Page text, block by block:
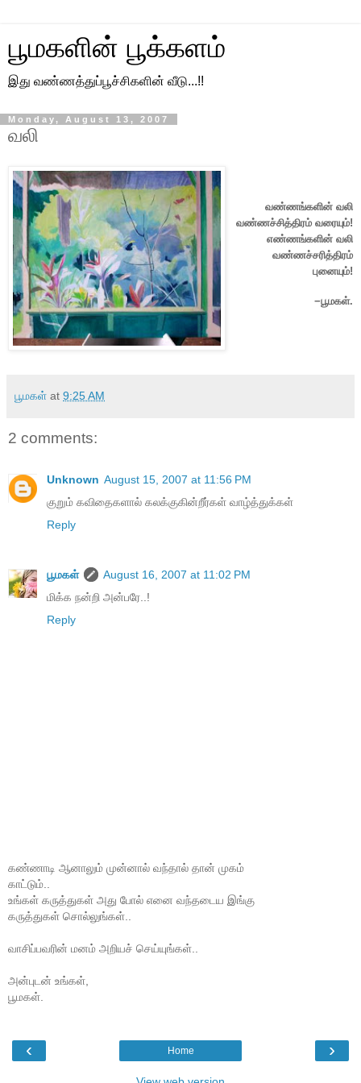
பூமகளின் பூக்களம்
இது வண்ணத்துப்பூச்சிகளின் வீடு...!!
Monday, August 13, 2007
வலி
வண்ணங்களின் வலி
வண்ணச்சித்திரம் வரையும்!
எண்ணங்களின் வலி
வண்ணச்சரித்திரம்
புனையும்!
−பூமகள்.
பூமகள் at 9:25 AM
2 comments:
Unknown August 15, 2007 at 11:56 PM
குறும் கவிதைகளால் கலக்குகின்றீர்கள் வாழ்த்துக்கள்
Reply
பூமகள்
August 16, 2007 at 11:02 PM
மிக்க நன்றி அன்பரே..!
Reply
கண்ணாடி ஆனாலும் முன்னால் வந்தால் தான் முகம்
காட்டும்..
உங்கள் கருத்துகள் அது போல் எனை வந்தடைய இங்கு
கருத்துகள் சொல்லுங்கள்..
வாசிப்பவரின் மனம் அறியச் செய்யுங்கள்..
அன்புடன் உங்கள்,
பூமகள்.
‹ ›
Home